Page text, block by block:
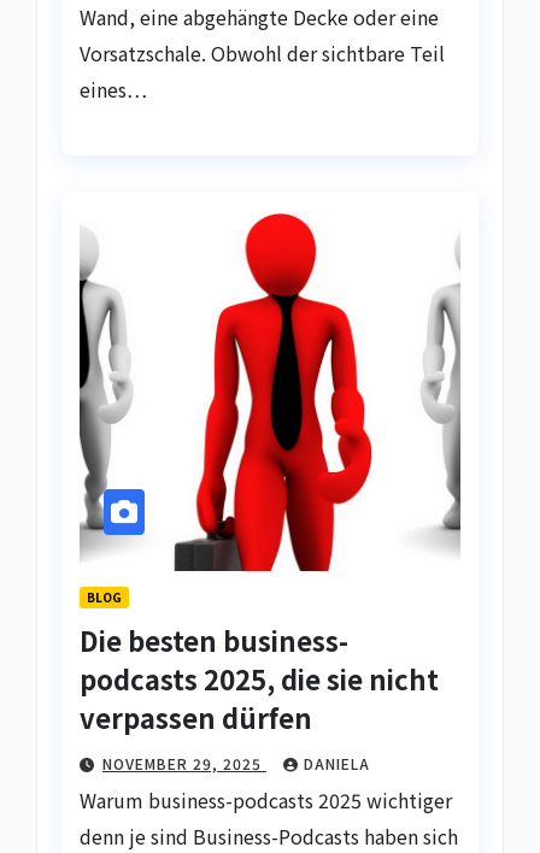
Wand, eine abgehängte Decke oder eine
Vorsatzschale. Obwohl der sichtbare Teil
eines…
BLOG
Die besten business-
podcasts 2025, die sie nicht
verpassen dürfen
NOVEMBER 29, 2025 DANIELA
Warum business-podcasts 2025 wichtiger
denn je sind Business-Podcasts haben sich